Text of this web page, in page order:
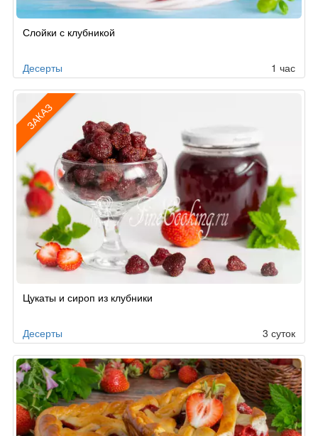
Слойки с клубникой
Десерты 1 час
ЗАКАЗ
поЦукаты и сироп из клубники
Десерты 3 суток